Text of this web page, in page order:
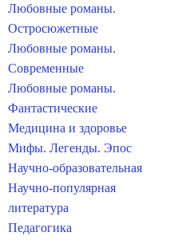
Любовные романы.
Остросюжетные
Любовные романы.
Современные
Любовные романы.
Фантастические
Медицина и здоровье
Мифы. Легенды. Эпос
Научно-образовательная
Научно-популярная
литература
Педагогика